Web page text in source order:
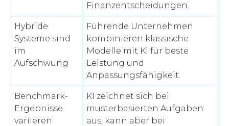
Finanzentscheidungen.
Hybride
Systeme sind
im
Aufschwung
Führende Unternehmen
kombinieren klassische
Modelle mit KI für beste
Leistung und
Anpassungsfähigkeit.
Benchmark-
Ergebnisse
variieren
KI zeichnet sich bei
musterbasierten Aufgaben
aus, kann aber bei